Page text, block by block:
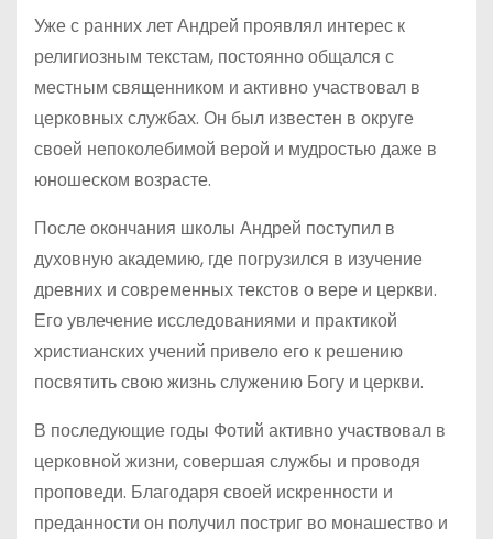
Уже с ранних лет Андрей проявлял интерес к
религиозным текстам, постоянно общался с
местным священником и активно участвовал в
церковных службах. Он был известен в округе
своей непоколебимой верой и мудростью даже в
юношеском возрасте.
После окончания школы Андрей поступил в
духовную академию, где погрузился в изучение
древних и современных текстов о вере и церкви.
Его увлечение исследованиями и практикой
христианских учений привело его к решению
посвятить свою жизнь служению Богу и церкви.
В последующие годы Фотий активно участвовал в
церковной жизни, совершая службы и проводя
проповеди. Благодаря своей искренности и
преданности он получил постриг во монашество и